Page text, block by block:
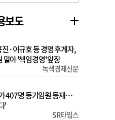
보도
·이규호 등 경영 후계자,
맡아 '책임경영' 앞장
녹색경제신문
407명 등기임원 등재…
'
SR타임스